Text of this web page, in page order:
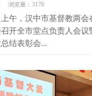
浏览量：3178
上午，汉中市基督教两
开全市堂点负责人会议
结表彰会...